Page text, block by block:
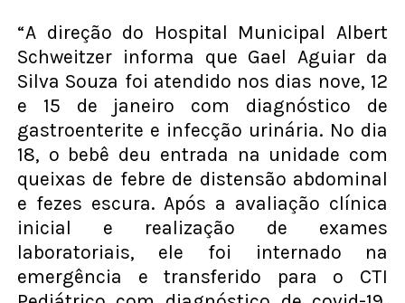
“A direção do Hospital Municipal Albert
Schweitzer informa que Gael Aguiar da
Silva Souza foi atendido nos dias nove, 12
e 15 de janeiro com diagnóstico de
gastroenterite e infecção urinária. No dia
18, o bebê deu entrada na unidade com
queixas de febre de distensão abdominal
e fezes escura. Após a avaliação clínica
inicial e realização de exames
laboratoriais, ele foi internado na
emergência e transferido para o CTI